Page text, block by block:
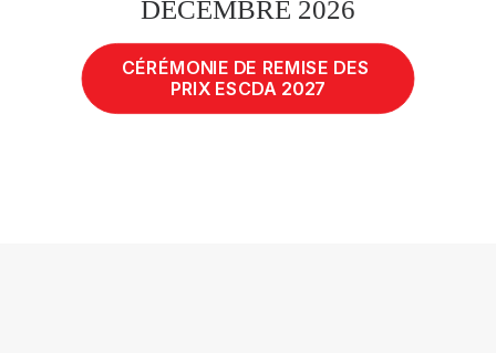
DÉCEMBRE 2026
CÉRÉMONIE DE REMISE DES
PRIX ESCDA 2027